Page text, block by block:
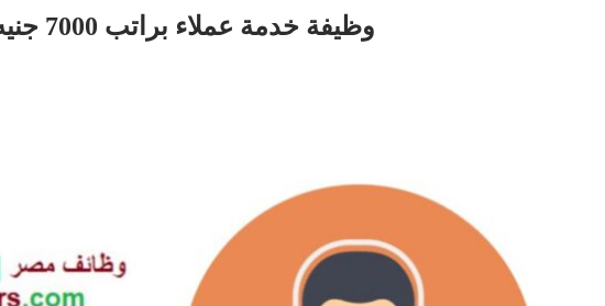
وظيفة خدمة عملاء براتب 7000 جنيه و مواصلات من الشركة